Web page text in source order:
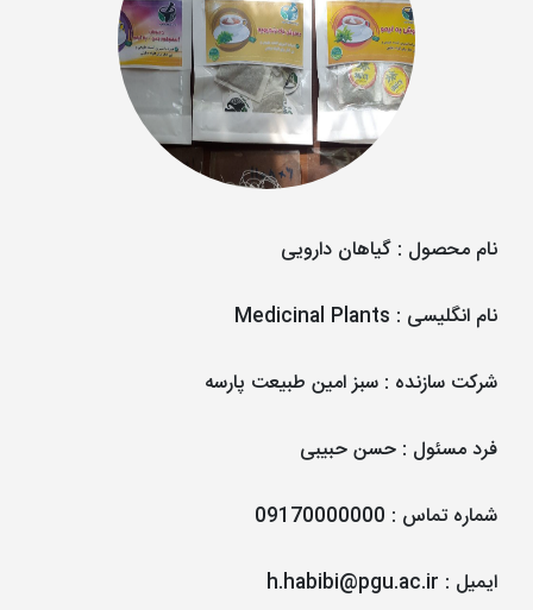
نام محصول : گیاهان دارویی
نام انگلیسی :
Medicinal Plants
شرکت سازنده : سبز امین طبیعت پارسه
فرد مسئول : حسن حبیبی
شماره تماس :
09170000000
ایمیل :
h.habibi@pgu.ac.ir